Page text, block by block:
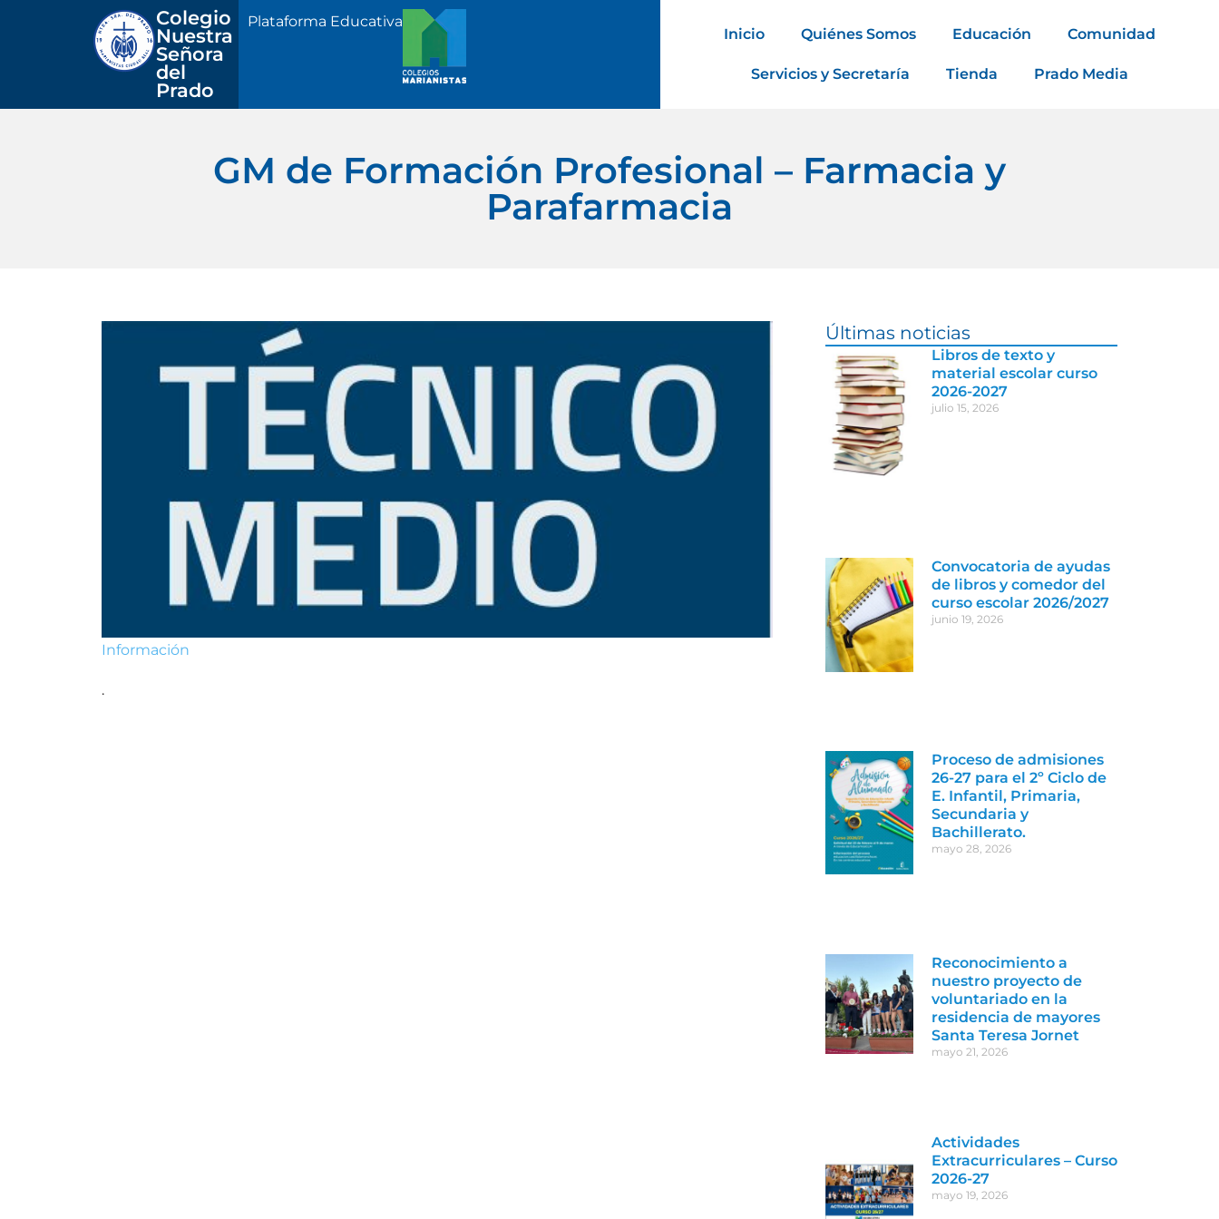
Colegio
Nuestra
Señora
del
Prado
Plataforma Educativa
Inicio Quiénes Somos Educación Comunidad
Servicios y Secretaría Tienda Prado Media
GM de Formación Profesional – Farmacia y
Parafarmacia
Información
.
Últimas noticias
Libros de texto y
material escolar curso
2026-2027
julio 15, 2026
Convocatoria de ayudas
de libros y comedor del
curso escolar 2026/2027
junio 19, 2026
Proceso de admisiones
26-27 para el 2º Ciclo de
E. Infantil, Primaria,
Secundaria y
Bachillerato.
mayo 28, 2026
Reconocimiento a
nuestro proyecto de
voluntariado en la
residencia de mayores
Santa Teresa Jornet
mayo 21, 2026
Actividades
Extracurriculares – Curso
2026-27
mayo 19, 2026